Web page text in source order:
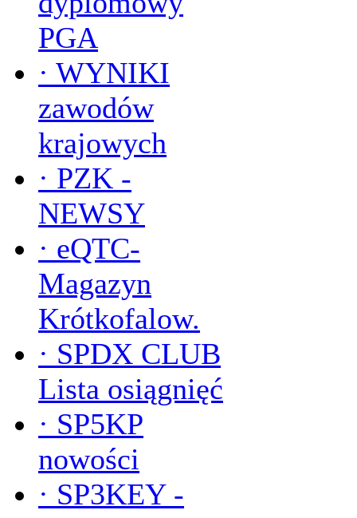
PGA
· WYNIKI
zawodów
krajowych
· PZK -
NEWSY
· eQTC-
Magazyn
Krótkofalow.
· SPDX CLUB
Lista osiągnięć
· SP5KP
nowości
· SP3KEY -